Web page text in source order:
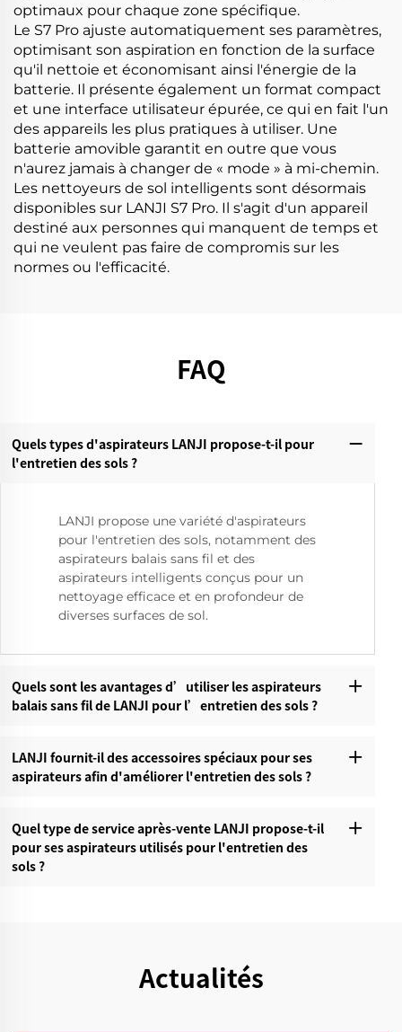
optimaux pour chaque zone spécifique.
Le S7 Pro ajuste automatiquement ses paramètres,
optimisant son aspiration en fonction de la surface
qu'il nettoie et économisant ainsi l'énergie de la
batterie. Il présente également un format compact
et une interface utilisateur épurée, ce qui en fait l'un
des appareils les plus pratiques à utiliser. Une
batterie amovible garantit en outre que vous
n'aurez jamais à changer de « mode » à mi-chemin.
Les nettoyeurs de sol intelligents sont désormais
disponibles sur LANJI S7 Pro. Il s'agit d'un appareil
destiné aux personnes qui manquent de temps et
qui ne veulent pas faire de compromis sur les
normes ou l'efficacité.
FAQ
Quels types d'aspirateurs LANJI propose-t-il pour
l'entretien des sols ?
LANJI propose une variété d'aspirateurs
pour l'entretien des sols, notamment des
aspirateurs balais sans fil et des
aspirateurs intelligents conçus pour un
nettoyage efficace et en profondeur de
diverses surfaces de sol.
Quels sont les avantages d’utiliser les aspirateurs
balais sans fil de LANJI pour l’entretien des sols ?
LANJI fournit-il des accessoires spéciaux pour ses
aspirateurs afin d'améliorer l'entretien des sols ?
Quel type de service après-vente LANJI propose-t-il
pour ses aspirateurs utilisés pour l'entretien des
sols ?
Actualités